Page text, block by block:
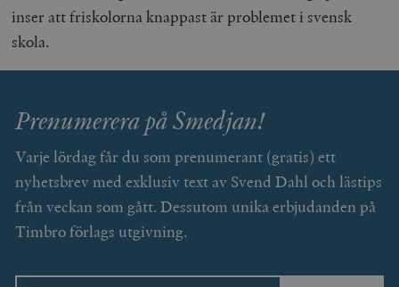
inser att friskolorna knappast är problemet i svensk
skola.
Prenumerera på Smedjan!
Varje lördag får du som prenumerant (gratis) ett
nyhetsbrev med exklusiv text av Svend Dahl och lästips
från veckan som gått. Dessutom unika erbjudanden på
Timbro förlags utgivning.
woocommerce_cart_hash
Automattic
Inc.
woocommerce_items_in_cart
Automattic